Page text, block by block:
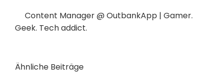
Content Manager @ OutbankApp | Gamer.
Geek. Tech addict.
Ähnliche Beiträge